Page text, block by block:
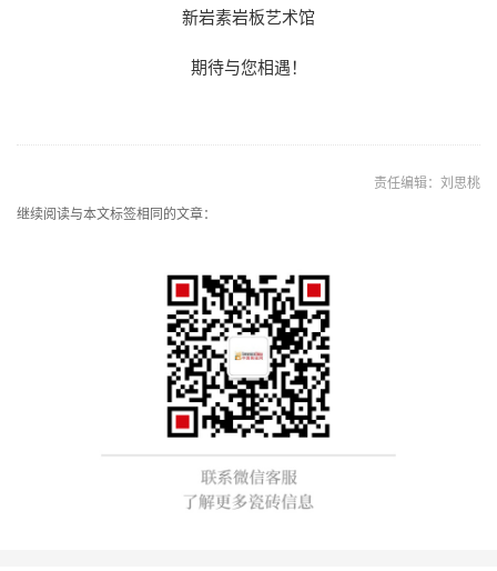
新岩素岩板艺术馆
期待与您相遇！
责任编辑：刘思桃
继续阅读与本文标签相同的文章：